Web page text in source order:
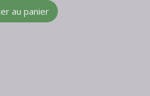
au panier